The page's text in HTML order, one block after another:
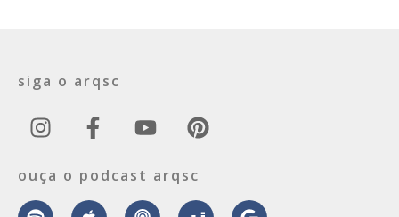
siga o arqsc
ouça o podcast arqsc